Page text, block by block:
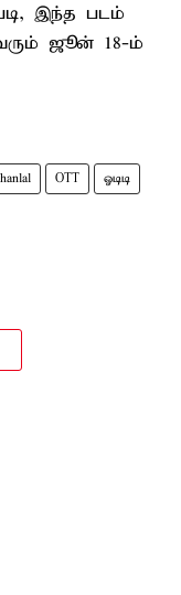
இந்த படம்
ஜூன் 18-ம்
OTT ஓடிடி